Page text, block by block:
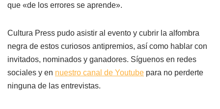
que «de los errores se aprende».
Cultura Press pudo asistir al evento y cubrir la alfombra
negra de estos curiosos antipremios, así como hablar con
invitados, nominados y ganadores. Síguenos en redes
sociales y en nuestro canal de Youtube para no perderte
ninguna de las entrevistas.